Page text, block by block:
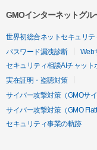
GMOインターネットグ
世界初総合ネットセキュリテ
パスワード漏洩診断
Web
セキュリティ相談AIチャット
実在証明・盗聴対策
サイバー攻撃対策（GMOサ
サイバー攻撃対策（GMO Flatt
セキュリティ事業の軌跡